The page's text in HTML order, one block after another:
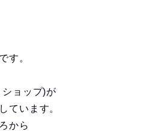
す。
ョップ)が
ています。
から